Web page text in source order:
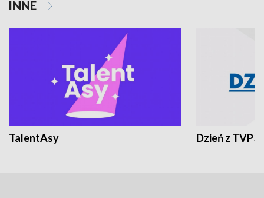
INNE
TalentAsy Dzień z TVP3